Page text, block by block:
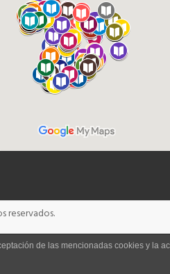
reservados.
de las mencionadas cookies y la